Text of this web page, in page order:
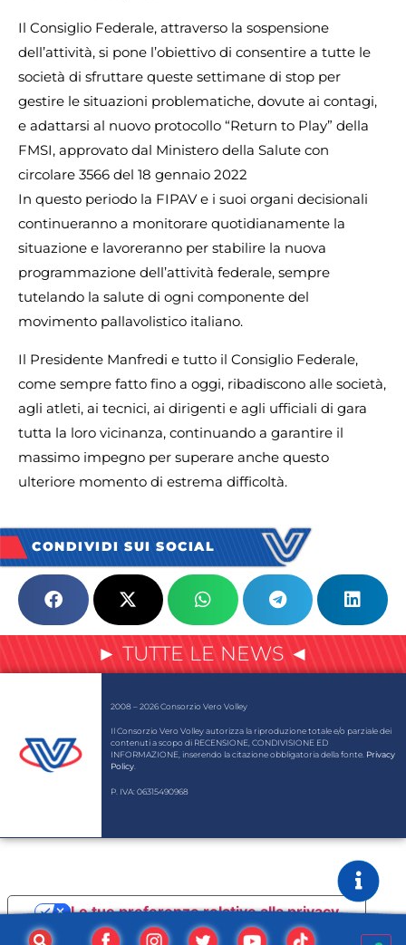
Il Consiglio Federale, attraverso la sospensione
dell’attività, si pone l’obiettivo di consentire a tutte le
società di sfruttare queste settimane di stop per
gestire le situazioni problematiche, dovute ai contagi,
e adattarsi al nuovo protocollo “Return to Play” della
FMSI, approvato dal Ministero della Salute con
circolare 3566 del 18 gennaio 2022
In questo periodo la FIPAV e i suoi organi decisionali
continueranno a monitorare quotidianamente la
situazione e lavoreranno per stabilire la nuova
programmazione dell’attività federale, sempre
tutelando la salute di ogni componente del
movimento pallavolistico italiano.
Il Presidente Manfredi e tutto il Consiglio Federale,
come sempre fatto fino a oggi, ribadiscono alle società,
agli atleti, ai tecnici, ai dirigenti e agli ufficiali di gara
tutta la loro vicinanza, continuando a garantire il
massimo impegno per superare anche questo
ulteriore momento di estrema difficoltà.
CONDIVIDI SUI SOCIAL
► TUTTE LE NEWS ◄
2008 – 2026 Consorzio Vero Volley
Il Consorzio Vero Volley autorizza la riproduzione totale e/o parziale dei
contenuti a scopo di RECENSIONE, CONDIVISIONE ED
INFORMAZIONE, inserendo la citazione obbligatoria della fonte. Privacy
Policy.
P. IVA: 06315490968
Le tue preferenze relative alla privacy